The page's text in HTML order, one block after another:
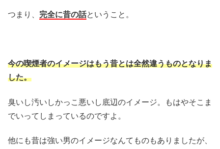
つまり、 完全に昔の話ということ。
今の喫煙者のイメージはもう昔とは全然違うものとなりま
した。
臭いし汚いしかっこ悪いし底辺のイメージ。もはやそこま
でいってしまっているのですよ。
他にも昔は強い男のイメージなんてものもありましたが、